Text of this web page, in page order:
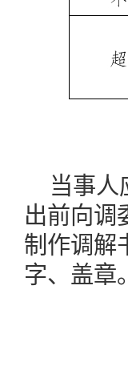
当事
出前向调
制作调解
字、盖章。